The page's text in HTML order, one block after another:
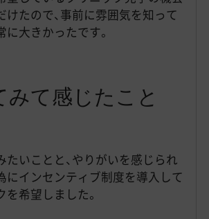
けたので、事前に雰囲気を知って
大きかったです。
みて感じたこと
たいことと、やりがいを感じられ
にインセンティブ制度を導入して
希望しました。